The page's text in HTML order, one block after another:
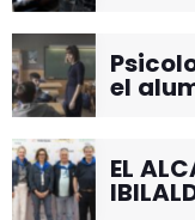
el
EL